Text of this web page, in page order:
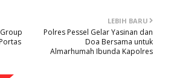
LEBIH BARU
Polres Pessel Gelar Yasinan dan
Doa Bersama untuk
Almarhumah Ibunda Kapolres